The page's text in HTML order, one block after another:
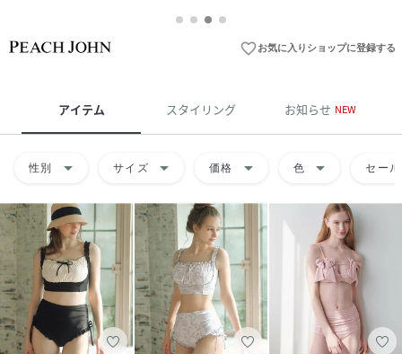
favorite_borderお気に入りショップに登録する
アイテム スタイリング お知らせ NEW
性別 arrow_drop_down サイズ arrow_drop_down 価格 arrow_drop_down 色 arrow_drop_down セール